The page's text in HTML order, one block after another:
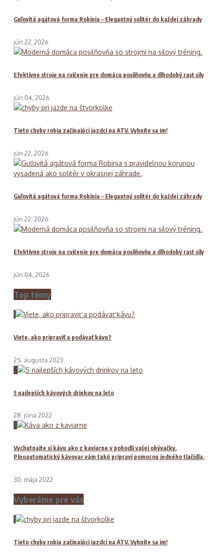
Guľovitá agátová forma Robinia – Elegantný solitér do každej záhrady
jún 22, 2026
Efektívne stroje na cvičenie pre domácu posilňovňu a dlhodobý rast sily
jún 04, 2026
Tieto chyby robia začínajúci jazdci na ATV. Vyhnite sa im!
jún 22, 2026
Guľovitá agátová forma Robinia – Elegantný solitér do každej záhrady
jún 22, 2026
Efektívne stroje na cvičenie pre domácu posilňovňu a dlhodobý rast sily
jún 04, 2026
Top témy
1
Viete, ako pripraviť a podávať kávu?
25. augusta 2023
2
5 najlepších kávových drinkov na leto
28. júna 2022
3
Vychutnajte si kávu ako z kaviarne v pohodlí vašej obývačky.
Plnoautomatický kávovar vám takú pripraví pomocou jedného tlačidla.
30. mája 2022
Vyberáme pre vás
1
Tieto chyby robia začínajúci jazdci na ATV. Vyhnite sa im!